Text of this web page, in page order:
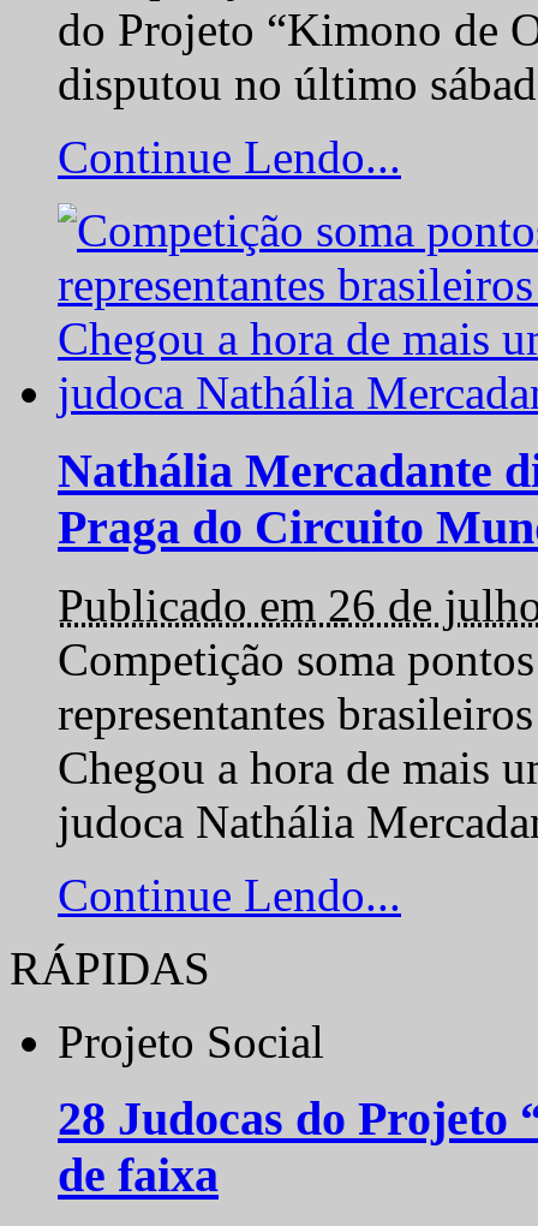
do Projeto “Kimono de
disputou no último
Continue Lendo...
Nathália Mercadante
Praga do Circuito
Publicado em 26 de
Competição soma
representantes
Chegou a hora de mais
judoca Nathália
Continue Lendo...
RÁPIDAS
Projeto Social
28 Judocas do
de faixa